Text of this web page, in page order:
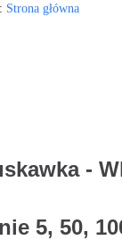
Strona główna
-
5, 50,